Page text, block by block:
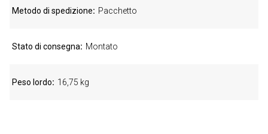
Metodo di spedizione Pacchetto
Stato di consegna Montato
Peso lordo 16,75 kg